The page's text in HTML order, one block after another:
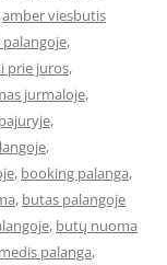
amber viesbutis
,
prie juros,
jurmaloje,
,
,
, booking palanga,
, butas palangoje
, butų nuoma
palanga,